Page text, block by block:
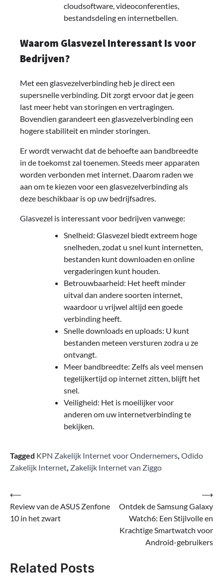
cloudsoftware, videoconferenties,
bestandsdeling en internetbellen.
Waarom Glasvezel Interessant Is voor
Bedrijven?
Met een glasvezelverbinding heb je direct een
supersnelle verbinding. Dit zorgt ervoor dat je geen
last meer hebt van storingen en vertragingen.
Bovendien garandeert een glasvezelverbinding een
hogere stabiliteit en minder storingen.
Er wordt verwacht dat de behoefte aan bandbreedte
in de toekomst zal toenemen. Steeds meer apparaten
worden verbonden met internet. Daarom raden we
aan om te kiezen voor een glasvezelverbinding als
deze beschikbaar is op uw bedrijfsadres.
Glasvezel is interessant voor bedrijven vanwege:
Snelheid: Glasvezel biedt extreem hoge
snelheden, zodat u snel kunt internetten,
bestanden kunt downloaden en online
vergaderingen kunt houden.
Betrouwbaarheid: Het heeft minder
uitval dan andere soorten internet,
waardoor u vrijwel altijd een goede
verbinding heeft.
Snelle downloads en uploads: U kunt
bestanden meteen versturen zodra u ze
ontvangt.
Meer bandbreedte: Zelfs als veel mensen
tegelijkertijd op internet zitten, blijft het
snel.
Veiligheid: Het is moeilijker voor
anderen om uw internetverbinding te
bekijken.
Tagged KPN Zakelijk Internet voor Ondernemers Odido
Zakelijk Internet Zakelijk Internet van Ziggo
Bericht
navigatie
⟵
Review van de ASUS Zenfone
10 in het zwart
Ontdek de Samsung Galaxy
Watch6: Een Stijlvolle en
Krachtige Smartwatch voor
Android-gebruikers
⟶
Related Posts